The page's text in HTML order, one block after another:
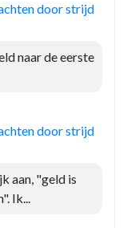
door strijd
naar de eerste
door strijd
aan, "geld is
Ik...